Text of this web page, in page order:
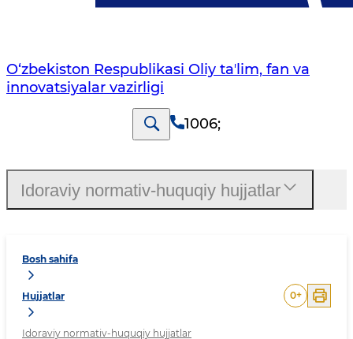
O‘zbekiston Respublikasi Oliy taʼlim, fan va
innovatsiyalar vazirligi
1006;
Bosh sahifa
Hujjatlar
Idoraviy normativ-huquqiy hujjatlar
0+
Idoraviy normativ-huquqiy hujjatlar